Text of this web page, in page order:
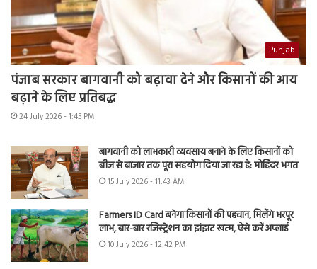
Punjab
पंजाब सरकार बागवानी को बढ़ावा देने और किसानों की आय
बढ़ाने के लिए प्रतिबद्ध
24 July 2026 - 1:45 PM
बागवानी को लाभकारी व्यवसाय बनाने के लिए किसानों को
बीज से बाजार तक पूरा सहयोग दिया जा रहा है: मोहिंदर भगत
15 July 2026 - 11:43 AM
Farmers ID Card बनेगा किसानों की पहचान, मिलेंगे भरपूर
लाभ, बार-बार रजिस्ट्रेशन का झंझट खत्म, ऐसे करें अप्लाई
10 July 2026 - 12:42 PM